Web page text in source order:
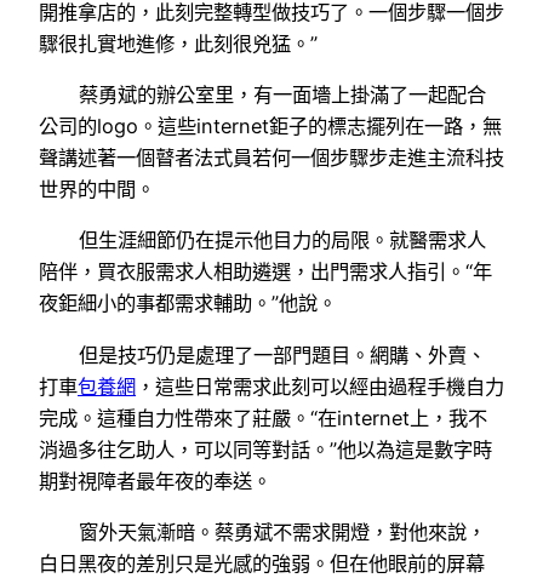
開推拿店的，此刻完整轉型做技巧了。一個步驟一個步
驟很扎實地進修，此刻很兇猛。”
蔡勇斌的辦公室里，有一面墻上掛滿了一起配合
公司的logo。這些internet鉅子的標志擺列在一路，無
聲講述著一個瞽者法式員若何一個步驟步走進主流科技
世界的中間。
但生涯細節仍在提示他目力的局限。就醫需求人
陪伴，買衣服需求人相助遴選，出門需求人指引。“年
夜鉅細小的事都需求輔助。”他說。
但是技巧仍是處理了一部門題目。網購、外賣、
打車包養網 ，這些日常需求此刻可以經由過程手機自力
完成。這種自力性帶來了莊嚴。“在internet上，我不
消過多往乞助人，可以同等對話。”他以為這是數字時
期對視障者最年夜的奉送。
窗外天氣漸暗。蔡勇斌不需求開燈，對他來說，
白日黑夜的差別只是光感的強弱。但在他眼前的屏幕